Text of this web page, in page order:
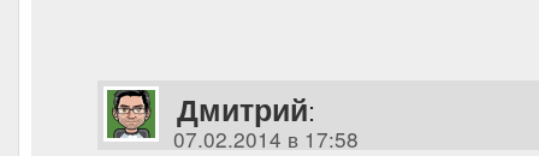
Дмитрий:
07.02.2014 в 17:58